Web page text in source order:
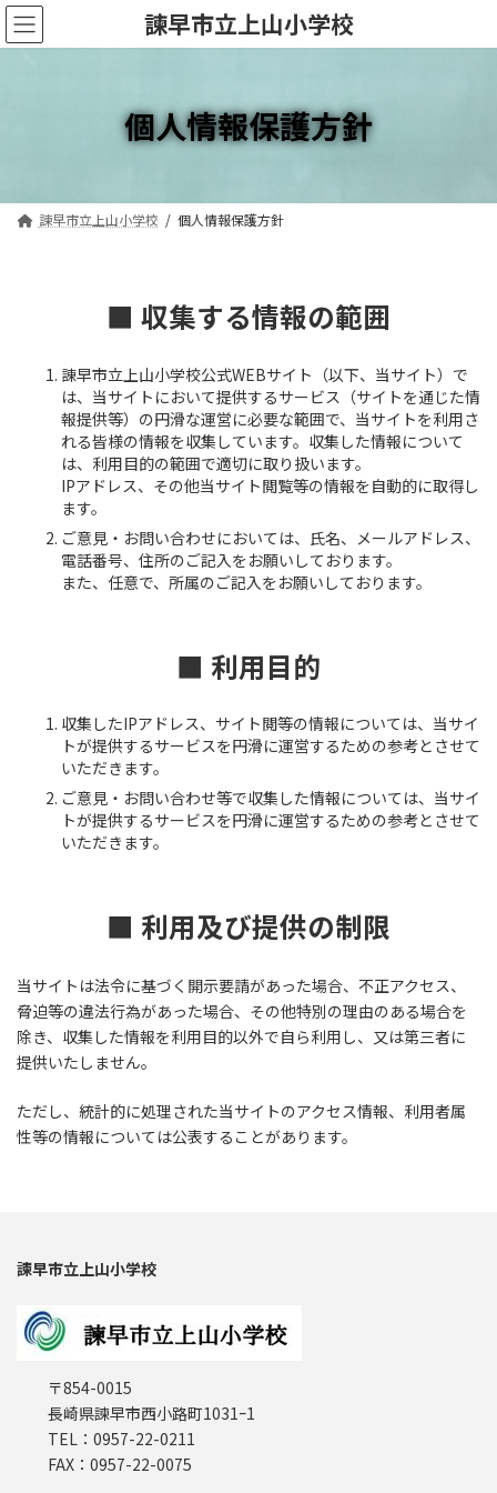
コ
ン
テ
プ
ナ
ビ
ゲ
動
諫早市立上山小学校
個人情報保護方針
諫早市立上山小学校 個人情報保護方針
■ 収集する情報の範囲
諌早市立上山小学校公式WEBサイト（以下、当サイト）で
は、当サイトにおいて提供するサービス（サイトを通じた情
報提供等）の円滑な運営に必要な範囲で、当サイトを利用さ
れる皆様の情報を収集しています。収集した情報について
は、利用目的の範囲で適切に取り扱います。
IPアドレス、その他当サイト閲覧等の情報を自動的に取得し
ます。
ご意見・お問い合わせにおいては、氏名、メールアドレス、
電話番号、住所のご記入をお願いしております。
また、任意で、所属のご記入をお願いしております。
■ 利用目的
収集したIPアドレス、サイト閲等の情報については、当サイ
トが提供するサービスを円滑に運営するための参考とさせて
いただきます。
ご意見・お問い合わせ等で収集した情報については、当サイ
トが提供するサービスを円滑に運営するための参考とさせて
いただきます。
■ 利用及び提供の制限
当サイトは法令に基づく開示要請があった場合、不正アクセス、
脅迫等の違法行為があった場合、その他特別の理由のある場合を
除き、収集した情報を利用目的以外で自ら利用し、又は第三者に
提供いたしません。
ただし、統計的に処理された当サイトのアクセス情報、利用者属
性等の情報については公表することがあります。
諫早市立上山小学校
〒854-0015
長崎県諫早市西小路町1031ｰ1
TEL：0957-22-0211
FAX：0957-22-0075